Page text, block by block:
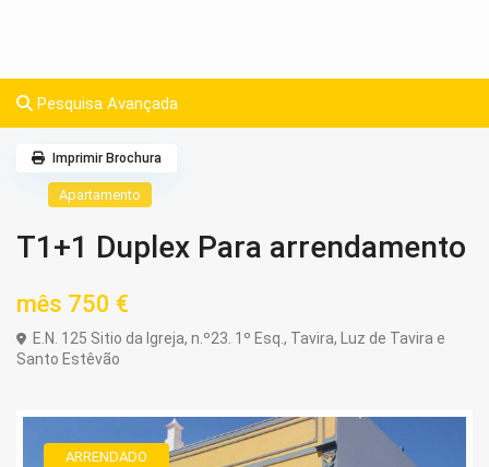
Pesquisa Avançada
Apartamento
T1+1 Duplex Para arrendamento
mês 750 €
E.N. 125 Sitio da Igreja, n.º23. 1º Esq., Tavira,
Luz de Tavira e
Santo Estêvão
Imprimir Brochura
ARRENDADO